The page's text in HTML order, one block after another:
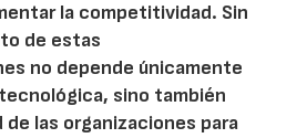
la competitividad. Sin
de estas
no depende únicamente
sino también
de las organizaciones para